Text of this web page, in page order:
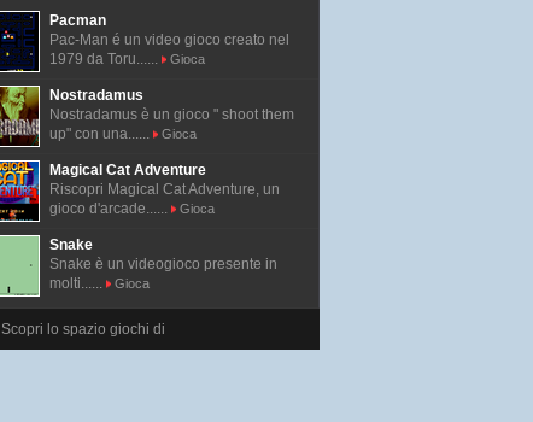
Pacman
Pac-Man é un video gioco creato nel
1979 da Toru......
Gioca
Nostradamus
Nostradamus è un gioco " shoot them
up" con una......
Gioca
Magical Cat Adventure
Riscopri Magical Cat Adventure, un
gioco d'arcade......
Gioca
Snake
Snake è un videogioco presente in
molti......
Gioca
Scopri lo spazio giochi di